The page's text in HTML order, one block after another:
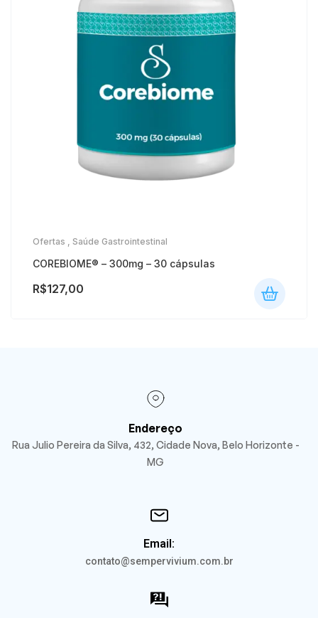
Ofertas Saúde Gastrointestinal
COREBIOME® – 300mg – 30 cápsulas
R$127,00
Endereço
Rua Julio Pereira da Silva, 432, Cidade Nova, Belo Horizonte -
MG
Email:
contato@sempervivium.com.br